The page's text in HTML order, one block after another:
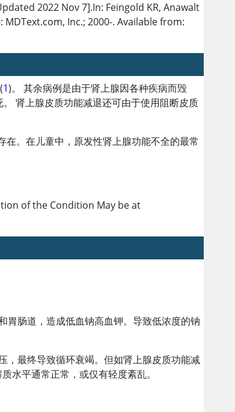
2022 Nov 7].In: Feingold KR, Anawalt
Inc.; 2000-. Available from:
1)。 其余病例是由于肾上腺因各种疾病而毁
。 肾上腺皮质功能减退还可由于使用阻断皮质
在。在儿童中，原发性肾上腺功能不全的最常
of the Condition May be at
胃肠道，造成低血钠高血钾。导致低浓度的钠
，最终导致循环衰竭。但如肾上腺皮质功能减
水平通常正常，或仅有轻度紊乱。